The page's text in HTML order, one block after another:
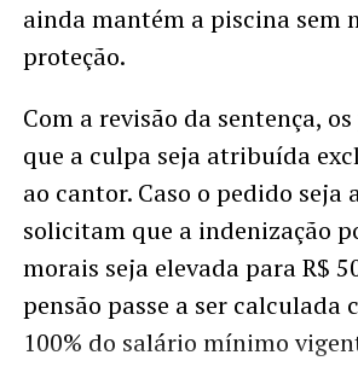
ainda mantém a piscina sem
proteção.
Com a revisão da sentença,
que a culpa seja atribuída
ao cantor. Caso o pedido seja
solicitam que a indenização
morais seja elevada para R$
pensão passe a ser calculada
100% do salário mínimo